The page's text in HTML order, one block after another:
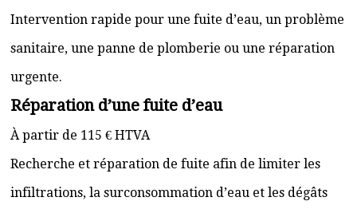
Intervention rapide pour une fuite d’eau, un problème
sanitaire, une panne de plomberie ou une réparation
urgente.
Réparation d’une fuite d’eau
À partir de 115 € HTVA
Recherche et réparation de fuite afin de limiter les
infiltrations, la surconsommation d’eau et les dégâts